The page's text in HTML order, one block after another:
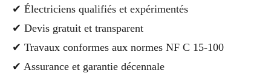
✔ Électriciens qualifiés et expérimentés
✔ Devis gratuit et transparent
✔ Travaux conformes aux normes NF C 15-100
✔ Assurance et garantie décennale